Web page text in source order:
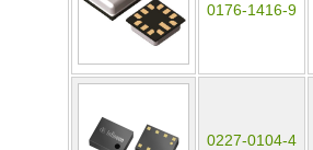
0176-1416-9
0227-0104-4